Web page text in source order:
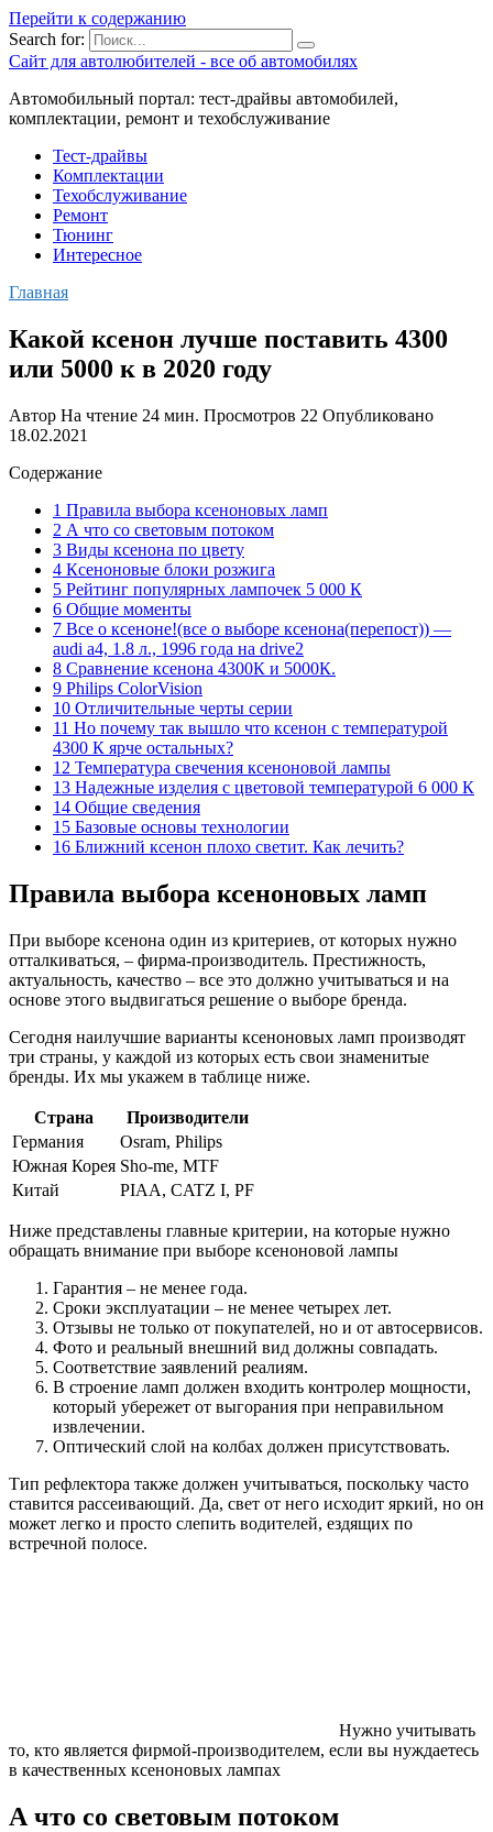
Перейти к содержанию
Search for:
Сайт для автолюбителей - все об автомобилях
Автомобильный портал: тест-драйвы автомобилей,
комплектации, ремонт и техобслуживание
Тест-драйвы
Комплектации
Техобслуживание
Ремонт
Тюнинг
Интересное
Главная
Какой ксенон лучше поставить 4300
или 5000 к в 2020 году
Автор На чтение 24 мин. Просмотров 22 Опубликовано
18.02.2021
Содержание
1 Правила выбора ксеноновых ламп
2 А что со световым потоком
3 Виды ксенона по цвету
4 Ксеноновые блоки розжига
5 Рейтинг популярных лампочек 5 000 К
6 Общие моменты
7 Все о ксеноне!(все о выборе ксенона(перепост)) —
audi a4, 1.8 л., 1996 года на drive2
8 Сравнение ксенона 4300К и 5000К.
9 Philips ColorVision
10 Отличительные черты серии
11 Но почему так вышло что ксенон с температурой
4300 К ярче остальных?
12 Температура свечения ксеноновой лампы
13 Надежные изделия с цветовой температурой 6 000 К
14 Общие сведения
15 Базовые основы технологии
16 Ближний ксенон плохо светит. Как лечить?
Правила выбора ксеноновых ламп
При выборе ксенона один из критериев, от которых нужно
отталкиваться, – фирма-производитель. Престижность,
актуальность, качество – все это должно учитываться и на
основе этого выдвигаться решение о выборе бренда.
Сегодня наилучшие варианты ксеноновых ламп производят
три страны, у каждой из которых есть свои знаменитые
бренды. Их мы укажем в таблице ниже.
Страна
Производители
Германия
Osram, Philips
Южная Корея Sho-me, MTF
Китай
PIAA, CATZ I, PF
Ниже представлены главные критерии, на которые нужно
обращать внимание при выборе ксеноновой лампы
Гарантия – не менее года.
Сроки эксплуатации – не менее четырех лет.
Отзывы не только от покупателей, но и от автосервисов.
Фото и реальный внешний вид должны совпадать.
Соответствие заявлений реалиям.
В строение ламп должен входить контролер мощности,
который убережет от выгорания при неправильном
извлечении.
Оптический слой на колбах должен присутствовать.
Тип рефлектора также должен учитываться, поскольку часто
ставится рассеивающий. Да, свет от него исходит яркий, но он
может легко и просто слепить водителей, ездящих по
встречной полосе.
Нужно учитывать
то, кто является фирмой-производителем, если вы нуждаетесь
в качественных ксеноновых лампах
А что со световым потоком